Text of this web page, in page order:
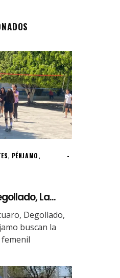
, PÉNJAMO,
La...
Degollado,
buscan la